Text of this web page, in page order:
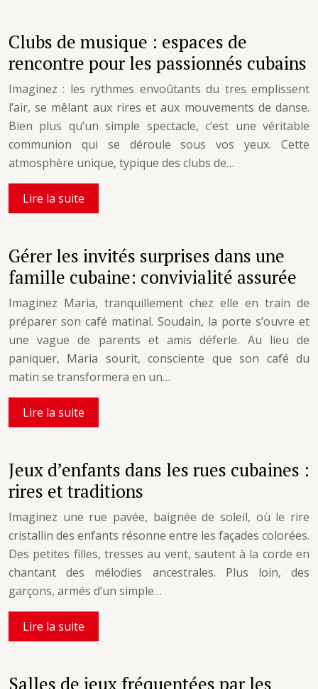
Clubs de musique : espaces de
rencontre pour les passionnés cubains
Imaginez : les rythmes envoûtants du tres emplissent
l’air, se mêlant aux rires et aux mouvements de danse.
Bien plus qu’un simple spectacle, c’est une véritable
communion qui se déroule sous vos yeux. Cette
atmosphère unique, typique des clubs de…
Lire la suite
Gérer les invités surprises dans une
famille cubaine: convivialité assurée
Imaginez Maria, tranquillement chez elle en train de
préparer son café matinal. Soudain, la porte s’ouvre et
une vague de parents et amis déferle. Au lieu de
paniquer, Maria sourit, consciente que son café du
matin se transformera en un…
Lire la suite
Jeux d’enfants dans les rues cubaines :
rires et traditions
Imaginez une rue pavée, baignée de soleil, où le rire
cristallin des enfants résonne entre les façades colorées.
Des petites filles, tresses au vent, sautent à la corde en
chantant des mélodies ancestrales. Plus loin, des
garçons, armés d’un simple…
Lire la suite
Salles de jeux fréquentées par les